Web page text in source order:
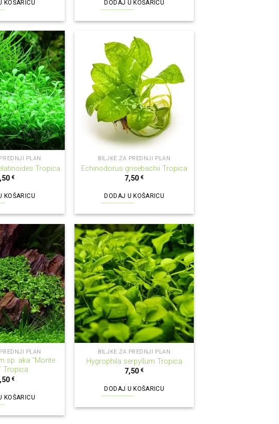
KOŠARICU DODAJ U KOŠARICU
PLAN
Tropica
€
KOŠARICU
BILJKE ZA PREDNJI PLAN
Echinodorus grisebachii Tropica
7,50€
DODAJ U KOŠARICU
PLAN
sp. aka “Monte
Tropica
€
KOŠARICU
BILJKE ZA PREDNJI PLAN
Hygrophila serpyllum Tropica
7,50€
DODAJ U KOŠARICU